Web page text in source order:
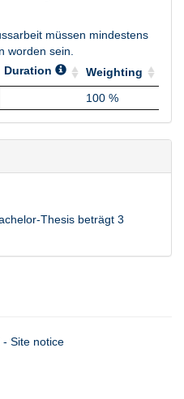
müssen mindestens
worden sein.
Duration
Weighting
Weighting
100 %
Thesis beträgt 3
- Site notice